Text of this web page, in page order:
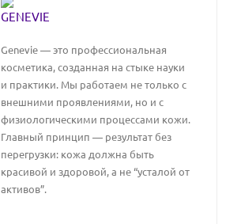
Genevie — это профессиональная
косметика, созданная на стыке науки
и практики. Мы работаем не только с
внешними проявлениями, но и с
физиологическими процессами кожи.
Главный принцип — результат без
перегрузки: кожа должна быть
красивой и здоровой, а не “усталой от
активов”.